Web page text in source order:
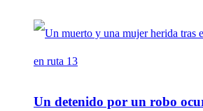
Un detenido por un robo